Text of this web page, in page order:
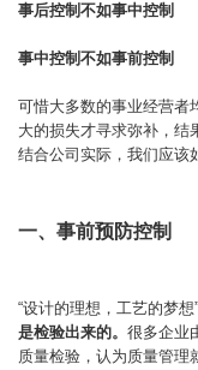
事后控制不如事中控制
事中控制不如事前控制
可惜大多数的事业经营者
大的损失才寻求弥补，结
结合公司实际，我们应该
一、事前预防控制
“设计的理想，工艺的梦想
是检验出来的。 很多企业
质量检验，认为质量管理